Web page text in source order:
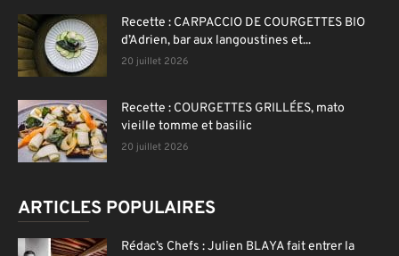
Recette : CARPACCIO DE COURGETTES BIO
d’Adrien, bar aux langoustines et...
20 juillet 2026
Recette : COURGETTES GRILLÉES, mato
vieille tomme et basilic
20 juillet 2026
ARTICLES POPULAIRES
Rédac’s Chefs : Julien BLAYA fait entrer la